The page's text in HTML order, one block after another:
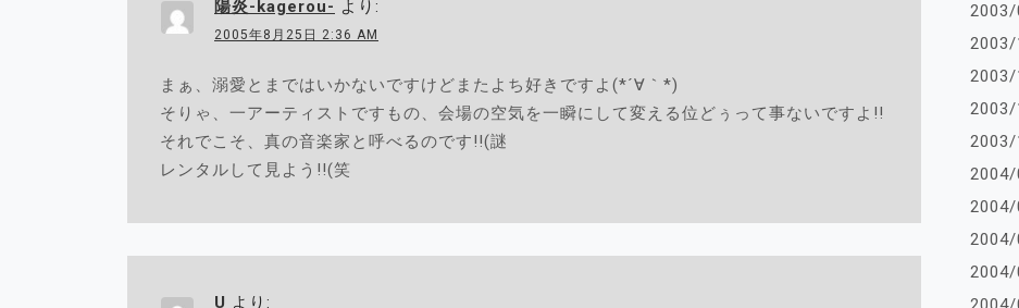
陽炎-kagerou- より:
2005年8月25日 2:36 AM
まぁ、溺愛とまではいかないですけどまたよち好きですよ(*´∀｀*)
そりゃ、一アーティストですもの、会場の空気を一瞬にして変える位どぅって事ないですよ!!
それでこそ、真の音楽家と呼べるのです!!(謎
レンタルして見よう!!(笑
U より:
2003/
2003/
2003/
2004/
2004/
2004/